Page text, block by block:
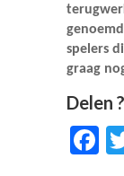
spelers
graag
Delen ?